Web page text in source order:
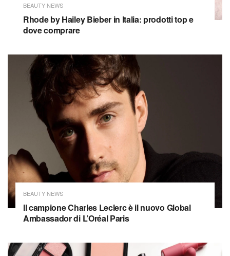
BEAUTY NEWS
Rhode by Hailey Bieber in Italia: prodotti top e
dove comprare
BEAUTY NEWS
Il campione Charles Leclerc è il nuovo Global
Ambassador di L’Oréal Paris